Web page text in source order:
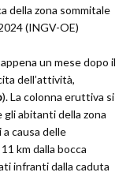
della zona sommitale
(INGV-OE)
un mese dopo il
dell’attività,
). La colonna eruttiva si
gli abitanti della zona
causa delle
km dalla bocca
infranti dalla caduta